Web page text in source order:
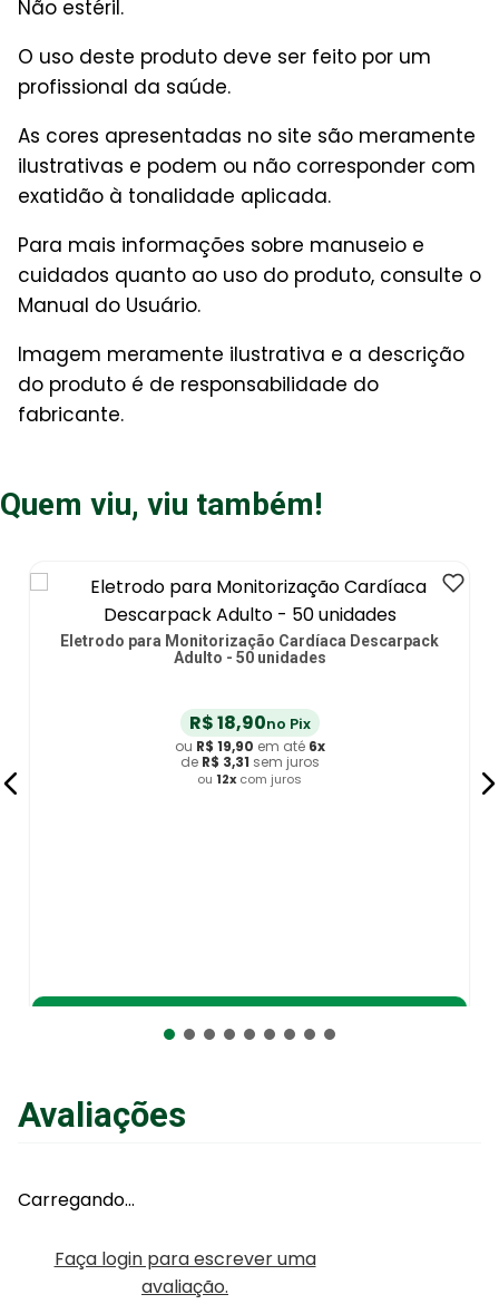
Não estéril.
O uso deste produto deve ser feito por um
profissional da saúde.
As cores apresentadas no site são meramente
ilustrativas e podem ou não corresponder com
exatidão à tonalidade aplicada.
Para mais informações sobre manuseio e
cuidados quanto ao uso do produto, consulte o
Manual do Usuário.
Imagem meramente ilustrativa e a descrição
do produto é de responsabilidade do
fabricante.
Quem viu, viu também!
Eletrodo Auto Adesivo Biotrode 5x5cm - 04 unidades
R$25,55no Pix
ou R$26,90 em até
de R$ 4 48sem juros
ou 12xcom juros
Avaliações
Carregando…
Faça login para escrever uma
avaliação.